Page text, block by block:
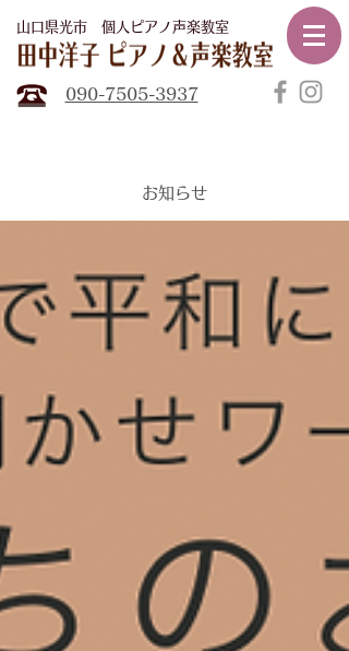
山口県光市​ 個人ピアノ声楽教室
洋子ピアノ声楽教室
090-7505-3937
​お知らせ